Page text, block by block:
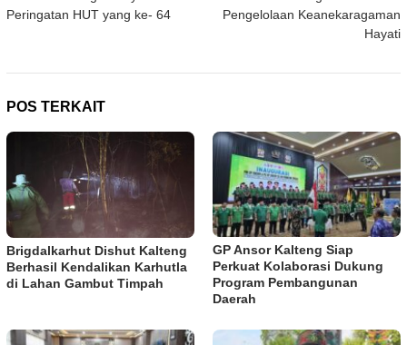
Peringatan HUT yang ke- 64
Pengelolaan Keanekaragaman
Hayati
POS TERKAIT
Brigdalkarhut Dishut Kalteng
Berhasil Kendalikan Karhutla
di Lahan Gambut Timpah
GP Ansor Kalteng Siap
Perkuat Kolaborasi Dukung
Program Pembangunan
Daerah